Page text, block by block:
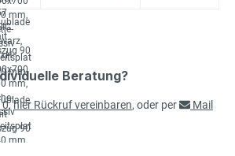
Beratung?
0,hier Rückruf vereinbaren, oder per
Mail